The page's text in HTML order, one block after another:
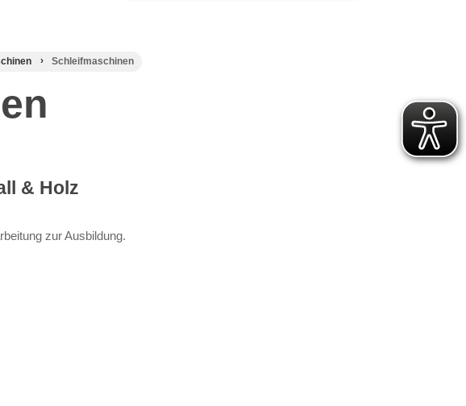
Schleifmaschinen
& Holz
zur Ausbildung.